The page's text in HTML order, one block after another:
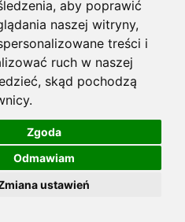
w celu świadczenia Państwu
zmiany ustawień dotyczących
określić warunki
aby poprawić
naszej witryny,
treści i
ruch w naszej
skąd pochodzą
Zgoda
Odmawiam
ustawień